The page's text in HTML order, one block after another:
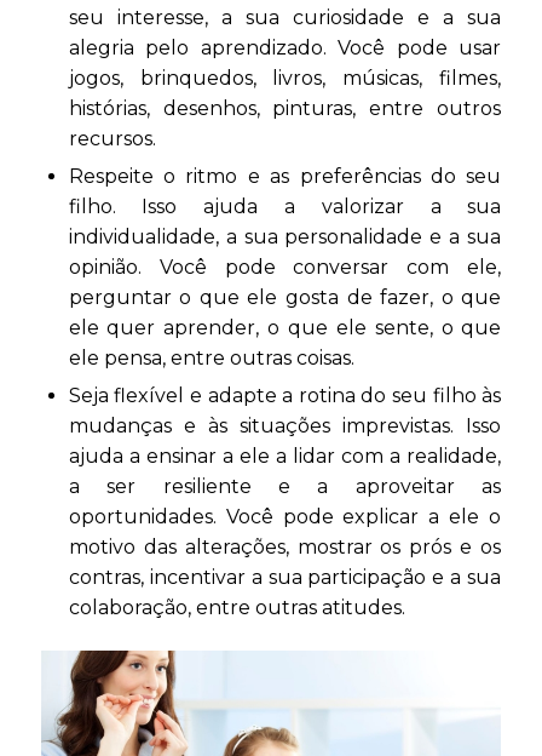
seu interesse, a sua curiosidade e a sua
alegria pelo aprendizado. Você pode usar
jogos, brinquedos, livros, músicas, filmes,
histórias, desenhos, pinturas, entre outros
recursos.
Respeite o ritmo e as preferências do seu
filho. Isso ajuda a valorizar a sua
individualidade, a sua personalidade e a sua
opinião. Você pode conversar com ele,
perguntar o que ele gosta de fazer, o que
ele quer aprender, o que ele sente, o que
ele pensa, entre outras coisas.
Seja flexível e adapte a rotina do seu filho às
mudanças e às situações imprevistas. Isso
ajuda a ensinar a ele a lidar com a realidade,
a ser resiliente e a aproveitar as
oportunidades. Você pode explicar a ele o
motivo das alterações, mostrar os prós e os
contras, incentivar a sua participação e a sua
colaboração, entre outras atitudes.